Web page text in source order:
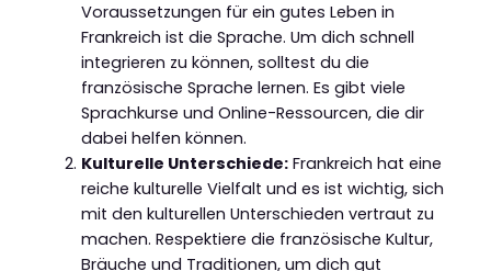
Voraussetzungen für ein gutes Leben in
Frankreich ist die Sprache. Um dich schnell
integrieren zu können, solltest du die
französische Sprache lernen. Es gibt viele
Sprachkurse und Online-Ressourcen, die dir
dabei helfen können.
Kulturelle Unterschiede:Frankreich hat eine
reiche kulturelle Vielfalt und es ist wichtig, sich
mit den kulturellen Unterschieden vertraut zu
machen. Respektiere die französische Kultur,
Bräuche und Traditionen, um dich gut